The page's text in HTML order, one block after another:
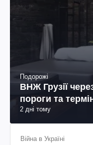
Подорожі
ВНЖ Грузії
пороги та
2 дні тому
Війна в Україні